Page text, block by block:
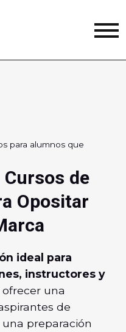
para alumnos que
Cursos de
Opositar
ideal para
instructores y
una
de
preparación